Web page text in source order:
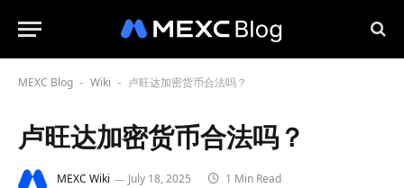
MEXC Blog - Wiki - 卢旺达加密货币合法吗？
卢旺达加密货币合法吗？
MEXC Wiki July 18, 2025 1 Min Read